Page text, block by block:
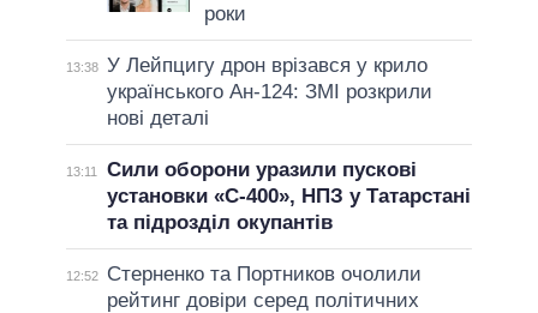
роки
13:38 У Лейпцигу дрон врізався у крило
українського Ан-124: ЗМІ розкрили
нові деталі
13:11
Сили оборони уразили пускові
установки «С-400», НПЗ у Татарстані
та підрозділ окупантів
12:52
Стерненко та Портников очолили
рейтинг довіри серед політичних